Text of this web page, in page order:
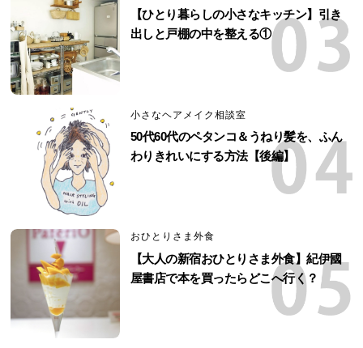
【ひとり暮らしの小さなキッチン】引き
出しと戸棚の中を整える①
小さなヘアメイク相談室
50代60代のペタンコ＆うねり髪を、ふん
わりきれいにする方法【後編】
おひとりさま外食
【大人の新宿おひとりさま外食】紀伊國
屋書店で本を買ったらどこへ行く？